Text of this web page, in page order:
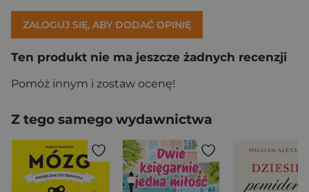
ZALOGUJ SIĘ, ABY DODAĆ OPINIĘ
Ten produkt nie ma jeszcze żadnych recenzji
Pomóż innym i zostaw ocenę!
Z tego samego wydawnictwa